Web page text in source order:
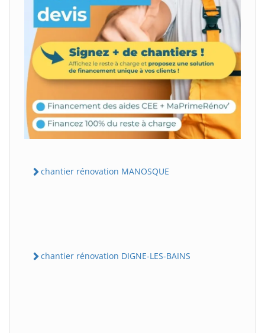
chantier rénovation MANOSQUE
chantier rénovation DIGNE-LES-BAINS